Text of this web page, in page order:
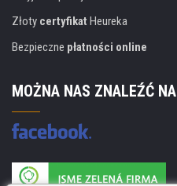
Złoty certyfikat Heureka
Bezpieczne płatności online
MOŻNA NAS ZNALEŹĆ NA